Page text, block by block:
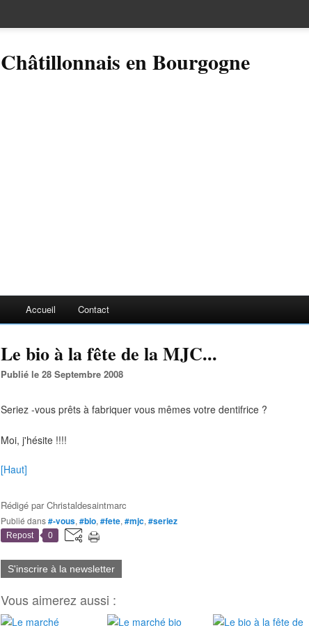
Châtillonnais en Bourgogne
Accueil Contact
Le bio à la fête de la MJC...
Publié le 28 Septembre 2008
Seriez -vous prêts à fabriquer vous mêmes votre dentifrice ?
Moi, j'hésite !!!!
[Haut]
Rédigé parChristaldesaintmarc
Publié dans#-vous, #bio, #fete, #mjc, #seriez
Repost 0
S'inscrire à la newsletter
Vous aimerez aussi :